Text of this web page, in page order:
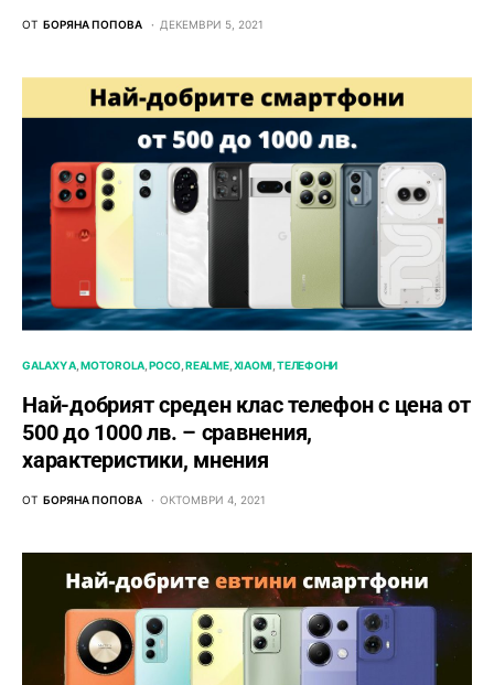
ОТ БОРЯНА ПОПОВА ДЕКЕМВРИ 5, 2021
GALAXY A MOTOROLA POCO REALME XIAOMI ТЕЛЕФОНИ
Най-добрият среден клас телефон с цена от
500 до 1000 лв. – сравнения,
характеристики, мнения
ОТ БОРЯНА ПОПОВА ОКТОМВРИ 4, 2021